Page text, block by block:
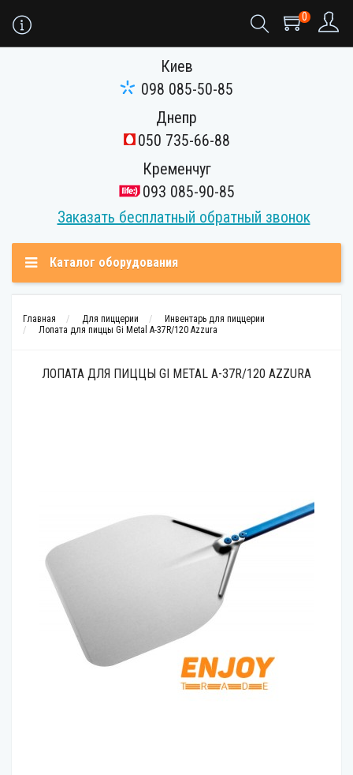
0
Киев
098 085-50-85
Днепр
050 735-66-88
Кременчуг
093 085-90-85
Заказать бесплатный обратный звонок
Каталог оборудования
Главная Для пиццерии
Инвентарь для пиццерии
Лопата для пиццы Gi Metal A-37R/120 Azzura
ЛОПАТА ДЛЯ ПИЦЦЫ GI METAL A-37R/120 AZZURA